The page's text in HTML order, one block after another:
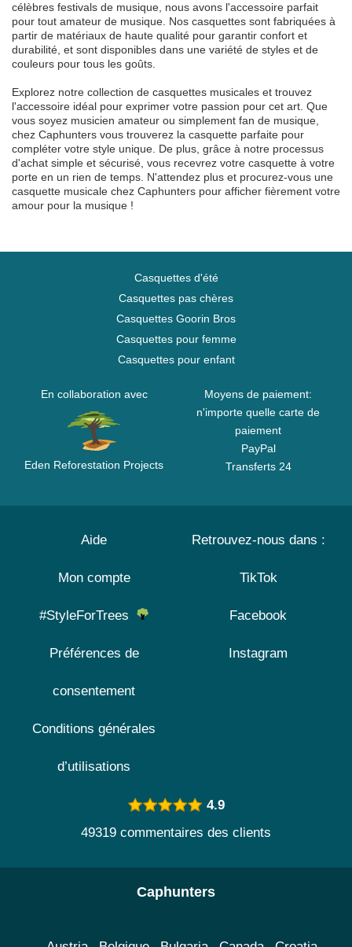
célèbres festivals de musique, nous avons l'accessoire parfait
pour tout amateur de musique. Nos casquettes sont fabriquées à
partir de matériaux de haute qualité pour garantir confort et
durabilité, et sont disponibles dans une variété de styles et de
couleurs pour tous les goûts.
Explorez notre collection de casquettes musicales et trouvez
l'accessoire idéal pour exprimer votre passion pour cet art. Que
vous soyez musicien amateur ou simplement fan de musique,
chez Caphunters vous trouverez la casquette parfaite pour
compléter votre style unique. De plus, grâce à notre processus
d'achat simple et sécurisé, vous recevrez votre casquette à votre
porte en un rien de temps. N'attendez plus et procurez-vous une
casquette musicale chez Caphunters pour afficher fièrement votre
amour pour la musique !
Casquettes d'été
Casquettes pas chères
Casquettes Goorin Bros
Casquettes pour femme
Casquettes pour enfant
En collaboration avec
Eden Reforestation Projects
Moyens de paiement:
n'importe quelle carte de
paiement
PayPal
Transferts 24
Aide
Mon compte
#StyleForTrees
Préférences de
consentement
Conditions générales
d’utilisations
Retrouvez-nous dans :
TikTok
Facebook
Instagram
4.9
49319 commentaires des clients
Caphunters